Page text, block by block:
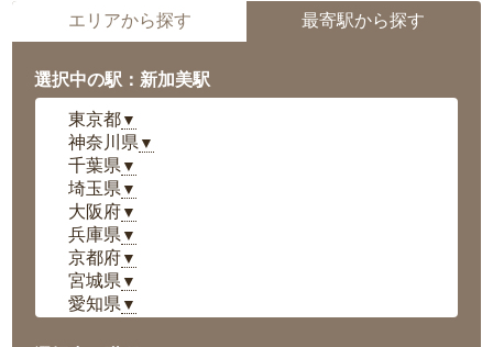
エリアから探す 最寄駅から探す
選択中の駅：新加美駅
東京都▼
神奈川県 ▼
千葉県 ▼
埼玉県 ▼
大阪府▼
兵庫県 ▼
京都府▼
宮城県 ▼
愛知県 ▼